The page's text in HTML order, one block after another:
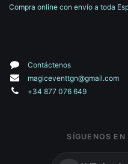
Compra online con envío a toda
Contáctenos
magiceventtgn@gmail.com
+34 877 076 649
SÍGUENOS